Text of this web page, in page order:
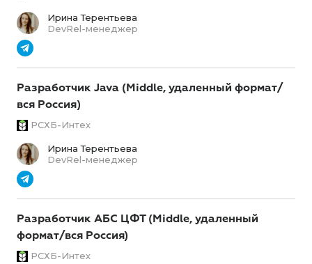
Ирина Терентьева
DevRel-менеджер
Разработчик Java (Middle, удаленный формат/
вся Россия)
РСХБ-Интех
Ирина Терентьева
DevRel-менеджер
Разработчик АБС ЦФТ (Middle, удаленный
формат/вся Россия)
РСХБ-Интех